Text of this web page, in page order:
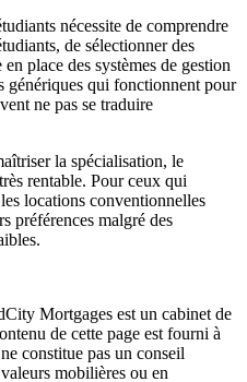
nécessite de comprendre
de sélectionner des
place des systèmes de gestion
génériques qui fonctionnent pour
ne pas se traduire
la spécialisation, le
rentable. Pour ceux qui
locations conventionnelles
préférences malgré des
Mortgages est un cabinet de
de cette page est fourni à
constitue pas un conseil
mobilières ou en